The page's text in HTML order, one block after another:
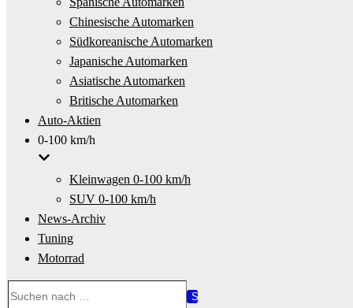
Chinesische Automarken
Südkoreanische Automarken
Japanische Automarken
Asiatische Automarken
Britische Automarken
Auto-Aktien
0-100 km/h
Kleinwagen 0-100 km/h
SUV 0-100 km/h
News-Archiv
Tuning
Motorrad
nach …